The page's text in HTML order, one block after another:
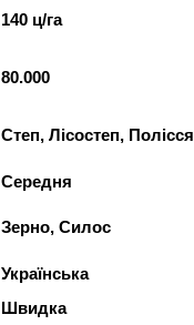
140 ц/га
80.000
Степ, Лісостеп, Полісся
Середня
Зерно, Силос
Українська
Швидка